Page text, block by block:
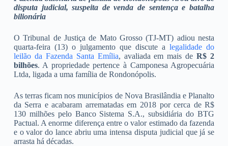
disputa judicial, suspeita de venda de sentença e batalha
bilionária
O Tribunal de Justiça de Mato Grosso (TJ-MT) adiou nesta
quarta-feira (13) o julgamento que discute alegalidade do
leilão da Fazenda Santa Emília, avaliada em mais deR$ 2
bilhões. A propriedade pertence à Camponesa Agropecuária
Ltda, ligada a uma família de Rondonópolis.
As terras ficam nos municípios de Nova Brasilândia e Planalto
da Serra e acabaram arrematadas em 2018 por cerca de R$
130 milhões pelo Banco Sistema S.A., subsidiária do BTG
Pactual. A enorme diferença entre o valor estimado da fazenda
e o valor do lance abriu uma intensa disputa judicial que já se
arrasta há décadas.